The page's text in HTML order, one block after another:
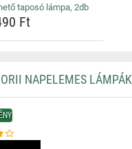
taposó lámpa, 2db
Ft
NAPELEMES LÁMPÁK